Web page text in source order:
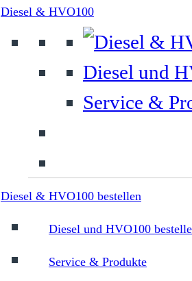
Diesel & HVO100
Diesel und
Service &
Diesel & HVO100 bestellen
Diesel und HVO100
Service & Produkte